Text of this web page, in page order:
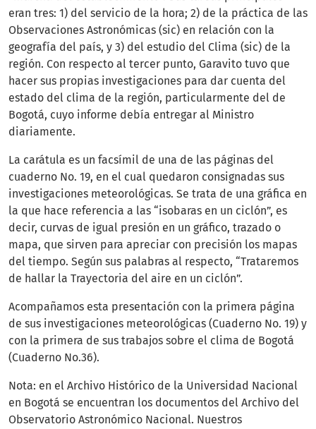
eran tres: 1) del servicio de la hora; 2) de la práctica de las
Observaciones Astronómicas (sic) en relación con la
geografía del país, y 3) del estudio del Clima (sic) de la
región. Con respecto al tercer punto, Garavito tuvo que
hacer sus propias investigaciones para dar cuenta del
estado del clima de la región, particularmente del de
Bogotá, cuyo informe debía entregar al Ministro
diariamente.
La carátula es un facsímil de una de las páginas del
cuaderno No. 19, en el cual quedaron consignadas sus
investigaciones meteorológicas. Se trata de una gráfica en
la que hace referencia a las “isobaras en un ciclón”, es
decir, curvas de igual presión en un gráfico, trazado o
mapa, que sirven para apreciar con precisión los mapas
del tiempo. Según sus palabras al respecto, “Trataremos
de hallar la Trayectoria del aire en un ciclón”.
Acompañamos esta presentación con la primera página
de sus investigaciones meteorológicas (Cuaderno No. 19) y
con la primera de sus trabajos sobre el clima de Bogotá
(Cuaderno No.36).
Nota: en el Archivo Histórico de la Universidad Nacional
en Bogotá se encuentran los documentos del Archivo del
Observatorio Astronómico Nacional. Nuestros